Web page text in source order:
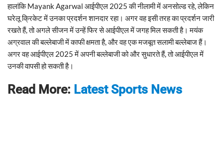
हालांकि Mayank Agarwal आईपीएल 2025 की नीलामी में अनसोल्ड रहे, लेकिन
घरेलू क्रिकेट में उनका प्रदर्शन शानदार रहा। अगर वह इसी तरह का प्रदर्शन जारी
रखते हैं, तो अगले सीजन में उन्हें फिर से आईपीएल में जगह मिल सकती है। मयंक
अग्रवाल की बल्लेबाजी में काफी क्षमता है, और वह एक मजबूत सलामी बल्लेबाज हैं।
अगर वह आईपीएल 2025 में अपनी बल्लेबाजी को और सुधारते हैं, तो आईपीएल में
उनकी वापसी हो सकती है।
Read More: Latest Sports News